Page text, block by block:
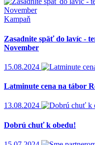
Kampaň
Zasadnite späť do lavíc -
November
15.08.2024
Latminute cena na tábor
13.08.2024
Dobrú chuť k obedu!